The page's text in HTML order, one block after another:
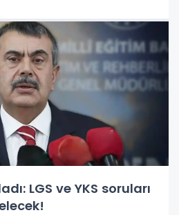
LGS ve YKS soruları